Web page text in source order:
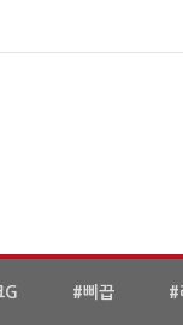
G #삐끕 #